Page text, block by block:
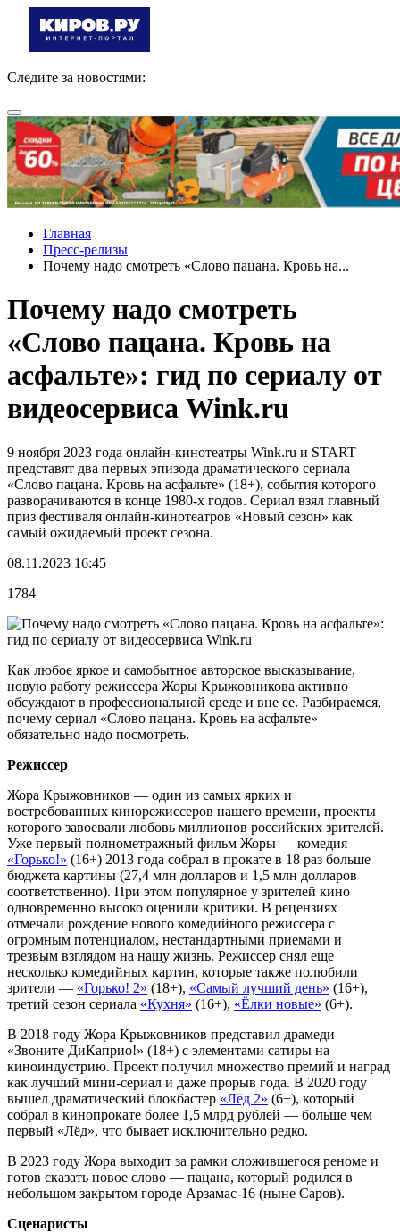
Следите за новостями:
Главная
Пресс-релизы
Почему надо смотреть «Слово пацана. Кровь на...
Почему надо смотреть
«Слово пацана. Кровь на
асфальте»: гид по сериалу от
видеосервиса Wink.ru
9 ноября 2023 года онлайн-кинотеатры Wink.ru и START
представят два первых эпизода драматического сериала
«Слово пацана. Кровь на асфальте» (18+), события которого
разворачиваются в конце 1980-х годов. Сериал взял главный
приз фестиваля онлайн-кинотеатров «Новый сезон» как
самый ожидаемый проект сезона.
08.11.2023 16:45
1784
Как любое яркое и самобытное авторское высказывание,
новую работу режиссера Жоры Крыжовникова активно
обсуждают в профессиональной среде и вне ее. Разбираемся,
почему сериал «Слово пацана. Кровь на асфальте»
обязательно надо посмотреть.
Режиссер
Жора Крыжовников — один из самых ярких и
востребованных кинорежиссеров нашего времени, проекты
которого завоевали любовь миллионов российских зрителей.
Уже первый полнометражный фильм Жоры — комедия
«Горько!» (16+) 2013 года собрал в прокате в 18 раз больше
бюджета картины (27,4 млн долларов и 1,5 млн долларов
соответственно). При этом популярное у зрителей кино
одновременно высоко оценили критики. В рецензиях
отмечали рождение нового комедийного режиссера с
огромным потенциалом, нестандартными приемами и
трезвым взглядом на нашу жизнь. Режиссер снял еще
несколько комедийных картин, которые также полюбили
зрители — «Горько! 2» (18+), «Самый лучший день» (16+),
третий сезон сериала «Кухня» (16+), «Ёлки новые» (6+).
В 2018 году Жора Крыжовников представил драмеди
«Звоните ДиКаприо!» (18+) с элементами сатиры на
киноиндустрию. Проект получил множество премий и наград
как лучший мини-сериал и даже прорыв года. В 2020 году
вышел драматический блокбастер «Лёд 2» (6+), который
собрал в кинопрокате более 1,5 млрд рублей — больше чем
первый «Лёд», что бывает исключительно редко.
В 2023 году Жора выходит за рамки сложившегося реноме и
готов сказать новое слово — пацана, который родился в
небольшом закрытом городе Арзамас-16 (ныне Саров).
Сценаристы